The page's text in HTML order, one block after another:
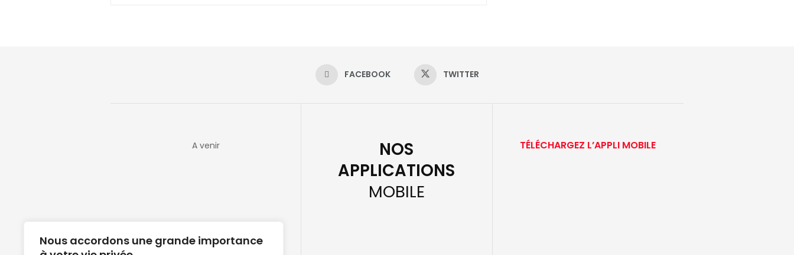
Nous accordons une grande importance
FACEBOOK TWITTER
A venir
NOS
APPLICATIONS
MOBILE
TÉLÉCHARGEZ L’APPLI MOBILE